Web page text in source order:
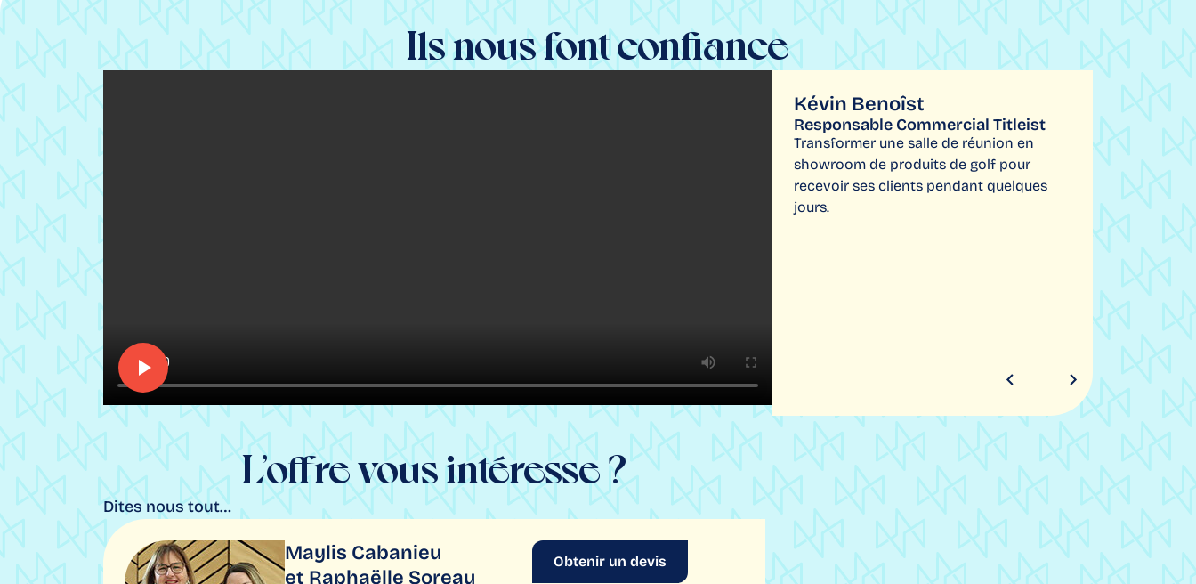
Ils nous font confiance
du
Kévin Benoîst
Responsable Commercial Titleist
Transformer une salle de réunion en
showroom de produits de golf pour
recevoir ses clients pendant quelques
jours.
L’offre vous intéresse ?
Dites nous tout…
Maylis Cabanieu
et Raphaëlle Soreau
Obtenir un devis